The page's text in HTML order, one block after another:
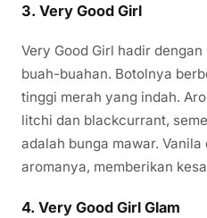
3. Very Good Girl
Very Good Girl hadir
buah-buahan. Botolnya
tinggi merah yang indah.
litchi dan blackcurrant,
adalah bunga mawar.
aromanya, memberikan
4. Very Good Girl Glam